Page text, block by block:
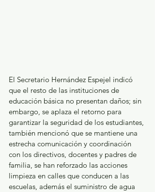
El Secretario Hernández Espejel indicó
que el resto de las instituciones de
educación básica no presentan daños; sin
embargo, se aplaza el retorno para
garantizar la seguridad de los estudiantes,
también mencionó que se mantiene una
estrecha comunicación y coordinación
con los directivos, docentes y padres de
familia, se han reforzado las acciones
limpieza en calles que conducen a las
escuelas, además el suministro de agua